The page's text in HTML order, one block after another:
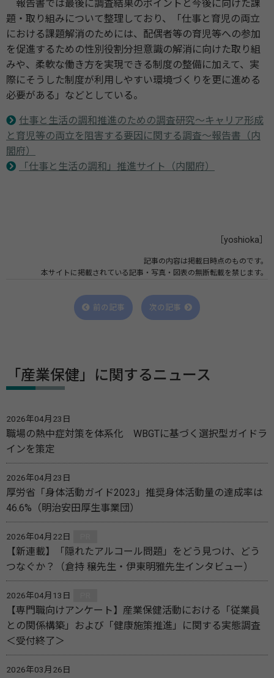
報告書では最後に調査結果のポイントと今後に向けた課
題・取り組みについて整理しており、「仕事と育児の両立
における課題解消のためには、配偶者等の育児等への参加
を促進するための性別役割分担意識の解消に向けた取り組
みや、柔軟な働き方を実現できる制度の整備に加えて、実
際にそうした制度が利用しやすい環境づくりを更に進める
必要がある」などとしている。
仕事と生活の調和推進のための調査研究～キャリア形成
と育児等の両立を阻害する要因に関する調査～報告書（内
閣府）
「仕事と生活の調和」推進サイト（内閣府）
［yoshioka］
記事の内容は掲載日時点のものです。
本サイトに掲載されている記事・写真・図表の無断転載を禁じます。
前の記事 次の記事
「産業保健」に関するニュース
2026年04月23日
職場の熱中症対策を体系化 WBGTに基づく選択型ガイドラ
インを策定
2026年04月23日
厚労省「身体活動ガイド2023」推奨身体活動量の達成率は
46.6%（明治安田厚生事業団）
2026年04月22日
【新連載】「隠れたアルコール問題」をどう見つけ、どう
つなぐか？（倉持 穣先生・伊東明雅先生インタビュー）
2026年04月13日
【専門職向けアンケート】産業保健活動における「従業員
との関係構築」および「健康施策推進」に関する実態調査
＜受付終了＞
2026年03月26日